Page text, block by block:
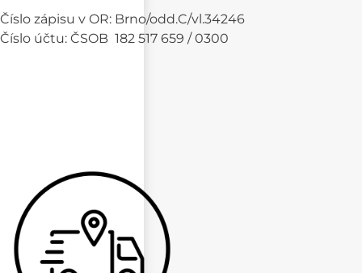
Číslo zápisu v OR: Brno/odd.C/vl.34246
Číslo účtu: ČSOB 182 517 659 / 0300